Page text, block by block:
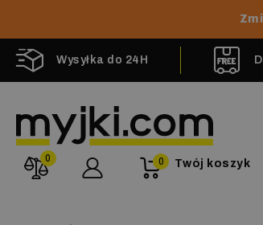
Wysyłka do 24H
0 Twój koszyk
0